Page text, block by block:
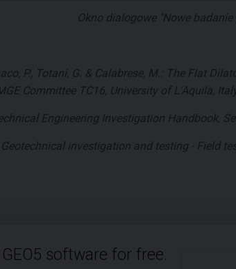
Okno dialogowe "Nowe
P., Totani, G. & Calabrese, M.: The Flat
Committee TC16, University of L'Aquila,
Engineering Investigation Handbook,
Geotechnical investigation and testing - Field
software for free.